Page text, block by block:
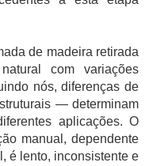
de madeira retirada
com variações
nós, diferenças de
— determinam
aplicações. O
manual, dependente
é lento, inconsistente e